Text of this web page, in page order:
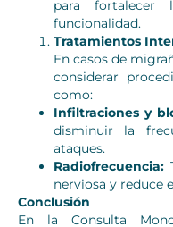
para fortalecer
funcionalidad.
Tratamientos
En casos de
considerar
como:
Infiltraciones y
disminuir la
ataques.
Radiofrecuencia:
nerviosa y reduce
Conclusión
En la Consulta